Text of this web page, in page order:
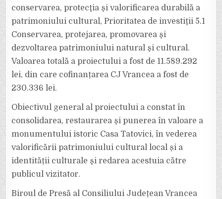
conservarea, protecţia şi valorificarea durabilă a
patrimoniului cultural, Prioritatea de investiţii 5.1
Conservarea, protejarea, promovarea şi
dezvoltarea patrimoniului natural şi cultural.
Valoarea totală a proiectului a fost de 11.589.292
lei, din care cofinanțarea CJ Vrancea a fost de
230.336 lei.
Obiectivul general al proiectului a constat în
consolidarea, restaurarea şi punerea în valoare a
monumentului istoric Casa Tatovici, în vederea
valorificării patrimoniului cultural local și a
identității culturale şi redarea acestuia către
publicul vizitator.
Biroul de Presă al Consiliului Județean Vrancea